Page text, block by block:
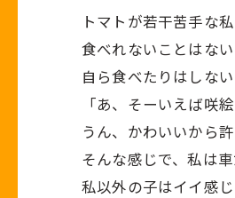
トマトが若干苦手な私
食べれないことはな
自ら食べたりはしな
「あ、そーいえば咲
うん、かわいいから許
そんな感じで、私は
私以外の子はイイ感